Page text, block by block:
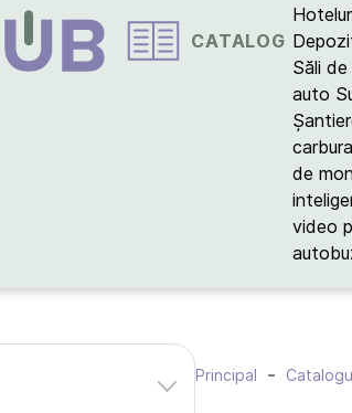
CATALOG
Săli
auto
de
video
Principal